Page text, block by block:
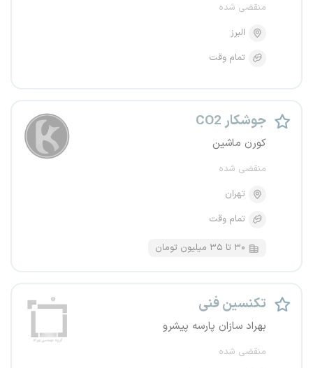
منقضی شده
البرز
تمام وقت
جوشکار CO2
کورن ماشین
منقضی شده
تهران
تمام وقت
۳۰ تا ۳۵ میلیون تومان
تکنسین فنی
بهراد سازان پارسه پیشرو
منقضی شده